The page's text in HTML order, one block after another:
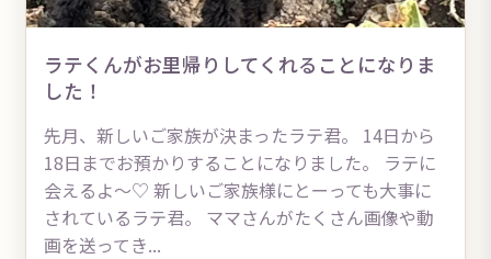
ラテくんがお里帰りしてくれることになりま
した！
先月、新しいご家族が決まったラテ君。 14日から
18日までお預かりすることになりました。 ラテに
会えるよ～♡ 新しいご家族様にとーっても大事に
されているラテ君。 ママさんがたくさん画像や動
画を送ってき...